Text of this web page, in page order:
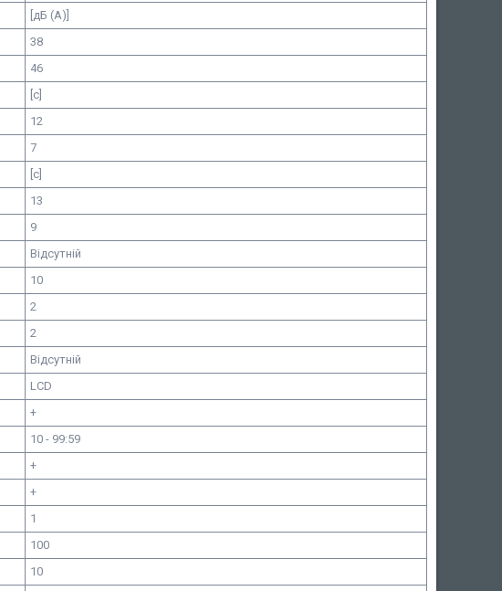
[дБ (А)]
38
46
[с]
12
7
[с]
13
9
Відсутній
10
2
2
Відсутній
LCD
+
10 - 99:59
+
+
1
100
10